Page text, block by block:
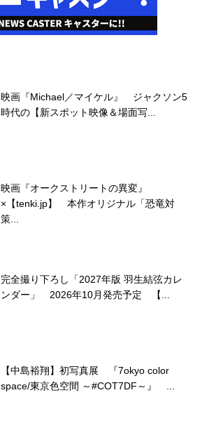
映画『Michael／マイケル』 ジャクソン5
時代の【新スポット映像＆場面写...
映画『オークストリートの異変』
×【tenki.jp】 本作オリジナル「恐竜対
策...
完全撮り下ろし「2027年版 羽生結弦カレ
ンダー」 2026年10月発売予定 【...
【中島裕翔】初写真展 『7okyo color
space/東京色空間 ～#COT7DF～』 ...